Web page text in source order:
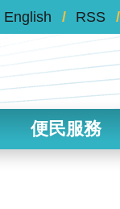
English RSS
便民服務